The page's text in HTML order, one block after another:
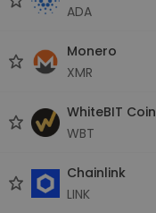
ADA
Monero
XMR
WhiteBIT Coin
WBT
Chainlink
LINK